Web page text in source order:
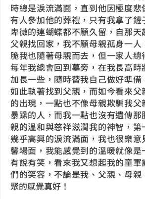
時總是淚流滿面，直到他因極度悲
有人參加他的葬禮，只有我拿了鏟
卑微的連蝴蝶都不願久留，自那
父親找回家，我不願母親孤身一
脆我也隨著母親而去，但一家人總
每年我總會回到墓旁，在我長高
加長一些，隨時替我自己做好準
如此執著找到父親，而如今看來
的出現，一點也不像母親欺騙我
暴躁的人，而我一點也沒有遺傳
親的溫和與慈祥滋潤我的神智，
幾乎高興的淚流滿面，我也很樂
馨場面，我能感覺到的溫暖就像
有說有笑，看來我又想起我的童軍
們的笑容，不論是我、父親、母親
聚的感覺真好！